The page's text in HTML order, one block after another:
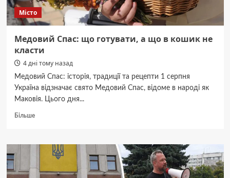
Місто
Медовий Спас: що готувати, а що в кошик не
класти
4 дні тому назад
Медовий Спас: історія, традиції та рецепти 1 серпня
Україна відзначає свято Медовий Спас, відоме в народі як
Маковія. Цього дня...
БільшеДокладніше
Спас: